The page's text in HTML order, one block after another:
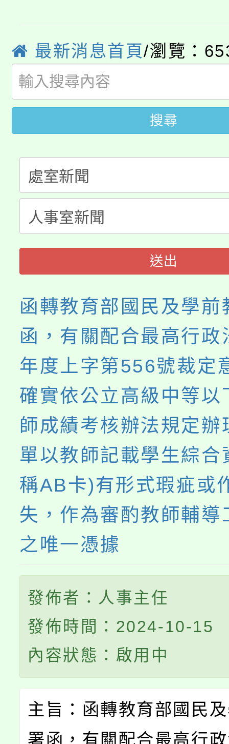
車」活動
桃園市115學年度學生
生本土語及新住民語歌
公告本校115學年度第
代理(課)教師甄選結果(
公告本校115學年度第
代理(課)教師甄選結果
轉知中國文化大學推廣
程，歡迎學生輔導中心
心理、諮商輔導、社會
系所師生報名參加。
縣市「校園短影音徵選
門員」簡章及活動海報
踴躍報名參加。
桃園市115學年度學生
要點
「桃園市補助參觀特色
展演活動實施計畫」
最新消息首頁/瀏覽：
搜尋
送出
函轉教育部國民及學前
函，有關配合最高行
年度上字第556號裁定
確實依公立高級中等以
師成績考核辦法規定辦
單以教師記載學生綜合
稱AB卡)有形式瑕疵或
失，作為審酌教師輔導
之唯一憑據
發佈者：人事主任
發佈時間：2024-10-15
內容狀態：啟用中
主旨：函轉教育部國民
署函，有關配合最高行